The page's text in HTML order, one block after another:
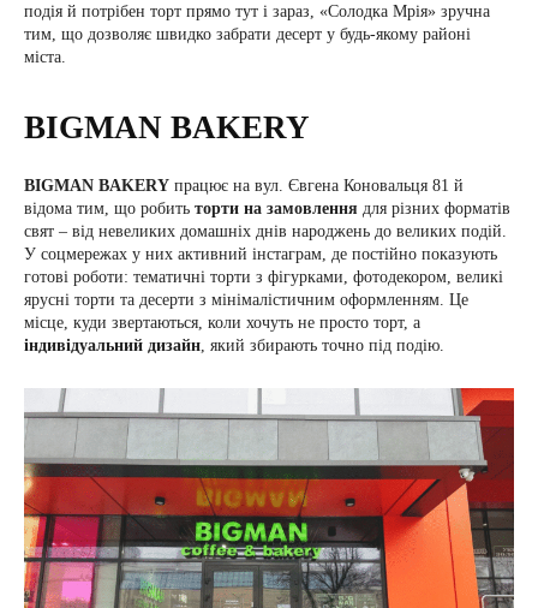
подія й потрібен торт прямо тут і зараз, «Солодка Мрія» зручна
тим, що дозволяє швидко забрати десерт у будь-якому районі
міста.
BIGMAN BAKERY
BIGMAN BAKERY працює на вул. Євгена Коновальця 81 й
відома тим, що робить торти на замовлення для різних форматів
свят – від невеликих домашніх днів народжень до великих подій.
У соцмережах у них активний інстаграм, де постійно показують
готові роботи: тематичні торти з фігурками, фотодекором, великі
ярусні торти та десерти з мінімалістичним оформленням. Це
місце, куди звертаються, коли хочуть не просто торт, а
індивідуальний дизайн, який збирають точно під подію.